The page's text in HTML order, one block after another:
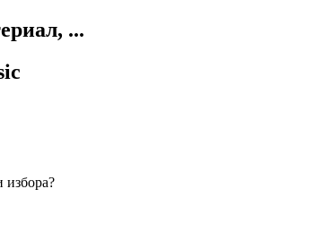
...
избора?